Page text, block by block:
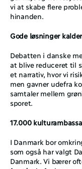
vi at skabe flere
hinanden.
Gode løsninger
Debatten i danske
at blive reduceret til
et narrativ, hvor vi
men gavner udefra
samtaler mellem
sporet.
17.000
I Danmark bor
som også har valgt
Danmark. Vi bærer